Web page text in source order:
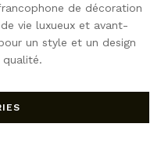
de décoration
vie luxueux et avant-
un style et un design
qualité.